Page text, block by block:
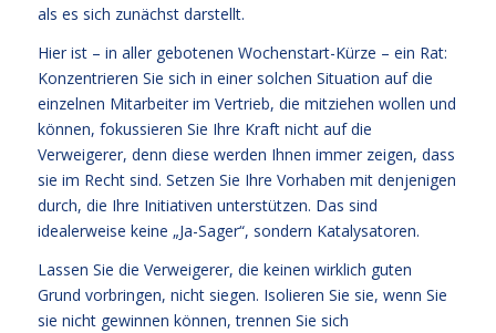
als es sich zunächst darstellt.
Hier ist – in aller gebotenen Wochenstart-Kürze – ein Rat:
Konzentrieren Sie sich in einer solchen Situation auf die
einzelnen Mitarbeiter im Vertrieb, die mitziehen wollen und
können, fokussieren Sie Ihre Kraft nicht auf die
Verweigerer, denn diese werden Ihnen immer zeigen, dass
sie im Recht sind. Setzen Sie Ihre Vorhaben mit denjenigen
durch, die Ihre Initiativen unterstützen. Das sind
idealerweise keine „Ja-Sager“, sondern Katalysatoren.
Lassen Sie die Verweigerer, die keinen wirklich guten
Grund vorbringen, nicht siegen. Isolieren Sie sie, wenn Sie
sie nicht gewinnen können, trennen Sie sich